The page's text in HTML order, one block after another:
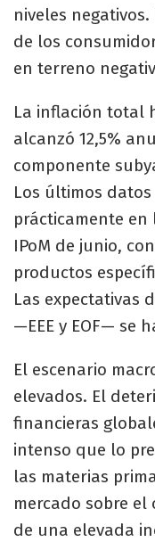
niveles
de los
en terreno
La inflación total
alcanzó 12,5%
componente
Los últimos
prácticamente
IPoM de junio,
productos
Las expectativas
—EEE y EOF— se
El escenario
elevados. El
financieras
intenso que lo
las materias
mercado sobre el
de una elevada